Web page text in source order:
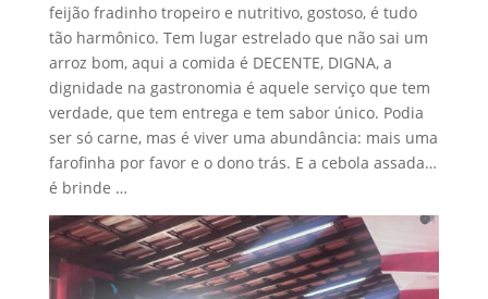
feijão fradinho tropeiro e nutritivo, gostoso, é tudo
tão harmônico. Tem lugar estrelado que não sai um
arroz bom, aqui a comida é DECENTE, DIGNA, a
dignidade na gastronomia é aquele serviço que tem
verdade, que tem entrega e tem sabor único. Podia
ser só carne, mas é viver uma abundância: mais uma
farofinha por favor e o dono trás. E a cebola assada…
é brinde …